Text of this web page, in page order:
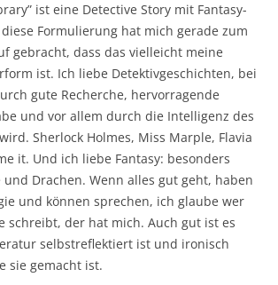
ist eine Detective Story mit Fantasy-
Formulierung hat mich gerade zum
gebracht, dass das vielleicht meine
ist. Ich liebe Detektivgeschichten, bei
gute Recherche, hervorragende
und vor allem durch die Intelligenz des
Sherlock Holmes, Miss Marple, Flavia
it. Und ich liebe Fantasy: besonders
Drachen. Wenn alles gut geht, haben
und können sprechen, ich glaube wer
schreibt, der hat mich. Auch gut ist es
selbstreflektiert ist und ironisch
sie gemacht ist.